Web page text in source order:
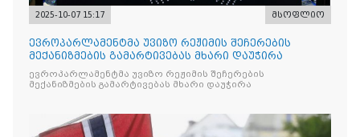
2025-10-07 15:17 მსოფლიო
ევროპარლამენტმა უვიზო რეჟიმის შეჩერების
მექანიზმების გამარტივებას მხარი დაუჭირა
ევროპარლამენტმა უვიზო რეჟიმის შეჩერების
მექანიზმების გამარტივებას მხარი დაუჭირა